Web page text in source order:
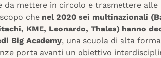
da mettere in circolo e trasmettere alle
che nel 2020 sei multinazionali
KME, Leonardo, Thales) hanno
Big Academy, una scuola di alta
porta avanti un obiettivo